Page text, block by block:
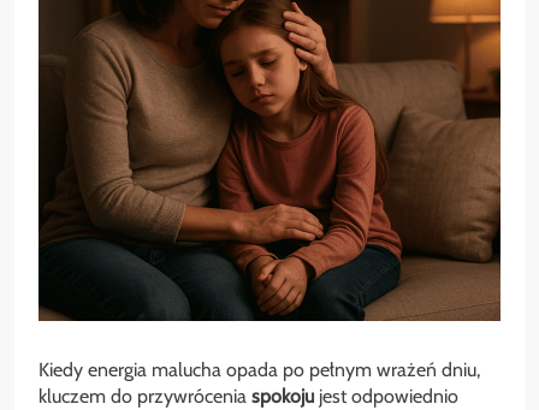
Kiedy energia malucha opada po pełnym wrażeń dniu,
kluczem do przywrócenia spokoju jest odpowiednio